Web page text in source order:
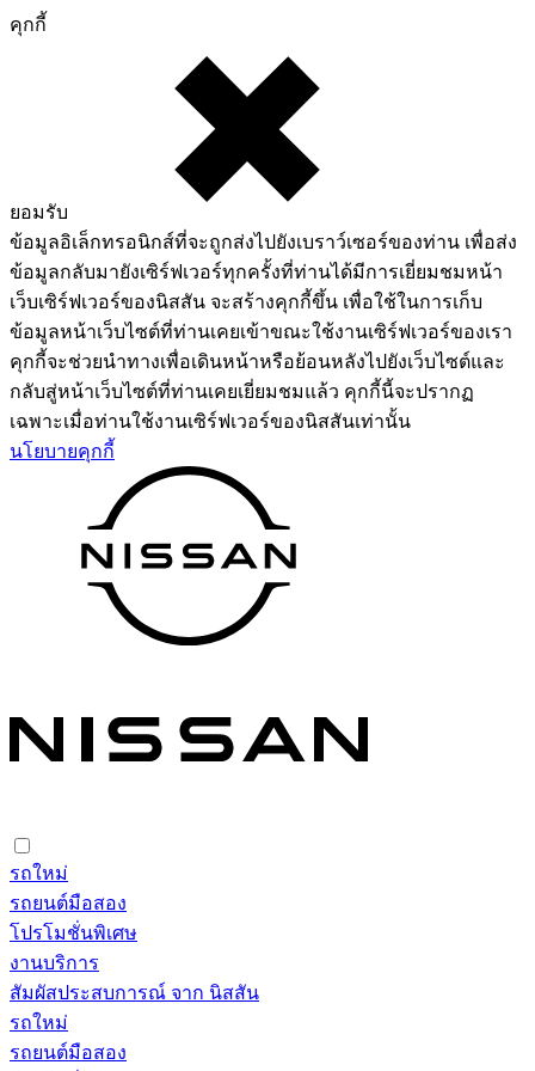
คุกกี้
ยอมรับ
ข้อมูลอิเล็กทรอนิกส์ที่จะถูกส่งไปยังเบราว์เซอร์ของท่าน เพื่อส่ง
ข้อมูลกลับมายังเซิร์ฟเวอร์ทุกครั้งที่ท่านได้มีการเยี่ยมชมหน้า
เว็บเซิร์ฟเวอร์ของนิสสัน จะสร้างคุกกี้ขึ้น เพื่อใช้ในการเก็บ
ข้อมูลหน้าเว็บไซต์ที่ท่านเคยเข้าขณะใช้งานเซิร์ฟเวอร์ของเรา
คุกกี้จะช่วยนำทางเพื่อเดินหน้าหรือย้อนหลังไปยังเว็บไซต์และ
กลับสู่หน้าเว็บไซต์ที่ท่านเคยเยี่ยมชมแล้ว คุกกี้นี้จะปรากฏ
เฉพาะเมื่อท่านใช้งานเซิร์ฟเวอร์ของนิสสันเท่านั้น
นโยบายคุกกี้
รถใหม่
รถยนต์มือสอง
โปรโมชั่นพิเศษ
งานบริการ
สัมผัสประสบการณ์ จาก นิสสัน
รถใหม่
รถยนต์มือสอง